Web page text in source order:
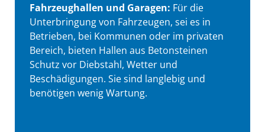
Fahrzeughallen und Garagen: Für die
Unterbringung von Fahrzeugen, sei es in
Betrieben, bei Kommunen oder im privaten
Bereich, bieten Hallen aus Betonsteinen
Schutz vor Diebstahl, Wetter und
Beschädigungen. Sie sind langlebig und
benötigen wenig Wartung.